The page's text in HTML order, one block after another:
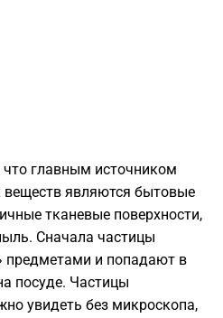
что главным источником
являются бытовые
тканевые поверхности,
Сначала частицы
предметами и попадают в
посуде. Частицы
увидеть без микроскопа,